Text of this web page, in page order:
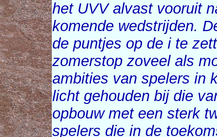
het UVV alvast vooruit
komende wedstrijden.
de puntjes op de i te
zomerstop zoveel als
ambities van spelers in
licht gehouden bij die
opbouw met een sterk
spelers die in de